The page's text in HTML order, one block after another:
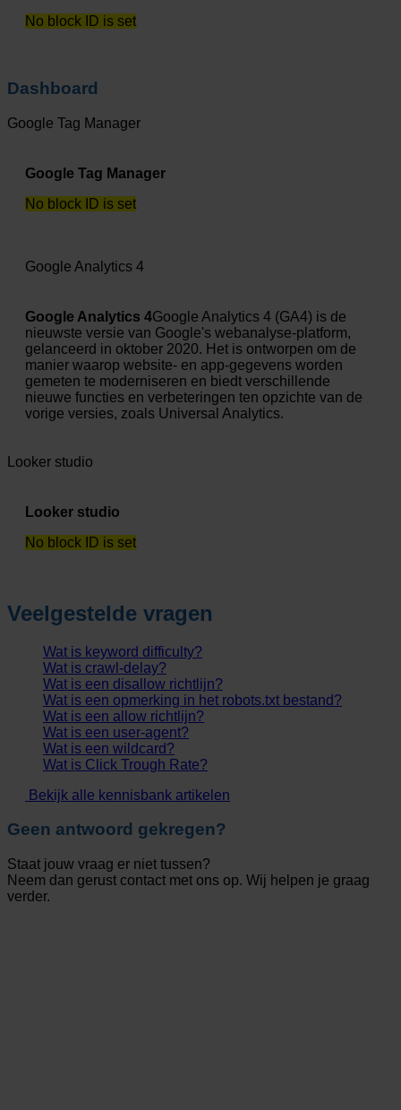
No block ID is set
Dashboard
Google Tag Manager
Google Tag Manager
No block ID is set
Google Analytics 4
Google Analytics 4Google Analytics 4 (GA4) is de
nieuwste versie van Google's webanalyse-platform,
gelanceerd in oktober 2020. Het is ontworpen om de
manier waarop website- en app-gegevens worden
gemeten te moderniseren en biedt verschillende
nieuwe functies en verbeteringen ten opzichte van de
vorige versies, zoals Universal Analytics.
Looker studio
Looker studio
No block ID is set
Veelgestelde vragen
Wat is keyword difficulty?
Wat is crawl-delay?
Wat is een disallow richtlijn?
Wat is een opmerking in het robots.txt bestand?
Wat is een allow richtlijn?
Wat is een user-agent?
Wat is een wildcard?
Wat is Click Trough Rate?
Bekijk alle kennisbank artikelen
Geen antwoord gekregen?
Staat jouw vraag er niet tussen?
Neem dan gerust contact met ons op. Wij helpen je graag
verder.